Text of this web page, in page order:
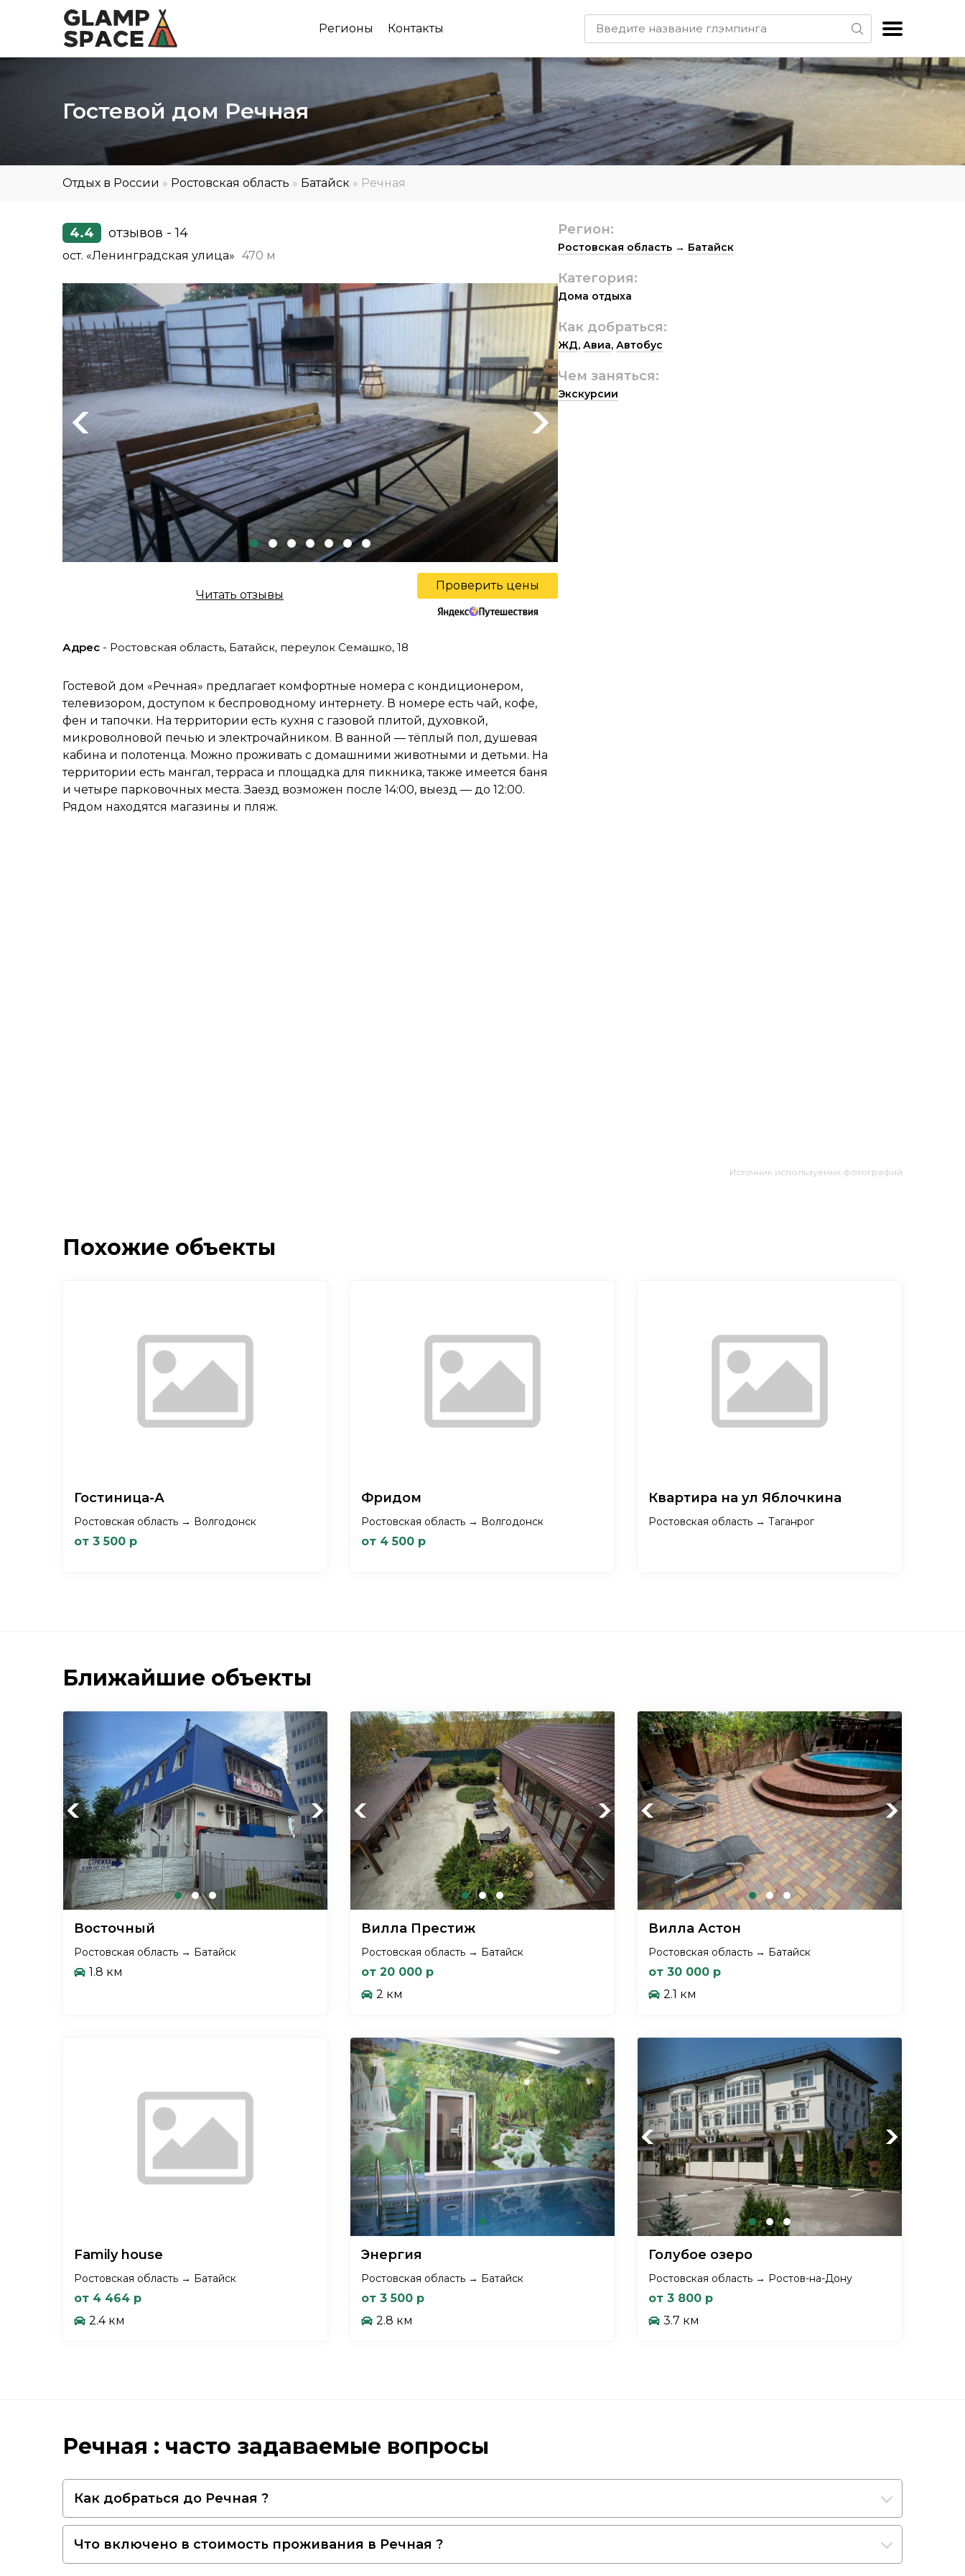
Регионы Контакты
Гостевой дом Речная
Отдых в России » Ростовская область » Батайск » Речная
4.4 отзывов - 14
ост. «Ленинградская улица» 470 м
Previous Next
Читать отзывы
Проверить цены
Адрес - Ростовская область, Батайск, переулок Семашко, 18
Гостевой дом «Речная» предлагает комфортные номера с кондиционером,
телевизором, доступом к беспроводному интернету. В номере есть чай, кофе,
фен и тапочки. На территории есть кухня с газовой плитой, духовкой,
микроволновой печью и электрочайником. В ванной — тёплый пол, душевая
кабина и полотенца. Можно проживать с домашними животными и детьми. На
территории есть мангал, терраса и площадка для пикника, также имеется баня
и четыре парковочных места. Заезд возможен после 14:00, выезд — до 12:00.
Рядом находятся магазины и пляж.
Регион:
Ростовская область → Батайск
Категория:
Дома отдыха
Как добраться:
ЖД, Авиа, Автобус
Чем заняться:
Экскурсии
Источник используемых фотографий
Похожие объекты
Гостиница-А
Ростовская область → Волгодонск
от 3 500 р
Фридом
Ростовская область → Волгодонск
от 4 500 р
Квартира на ул Яблочкина
Ростовская область → Таганрог
Ближайшие объекты
Previous Next
Восточный
Ростовская область → Батайск
1.8 км
Previous Next
Вилла Престиж
Ростовская область → Батайск
от 20 000 р
2 км
Previous Next
Вилла Астон
Ростовская область → Батайск
от 30 000 р
2.1 км
Family house
Ростовская область → Батайск
от 4 464 р
2.4 км
Энергия
Ростовская область → Батайск
от 3 500 р
2.8 км
Previous Next
Голубое озеро
Ростовская область → Ростов-на-Дону
от 3 800 р
3.7 км
Речная : часто задаваемые вопросы
Как добраться до Речная ?
Что включено в стоимость проживания в Речная ?